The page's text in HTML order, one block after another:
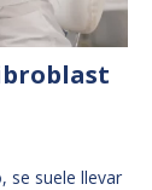
se suele llevar